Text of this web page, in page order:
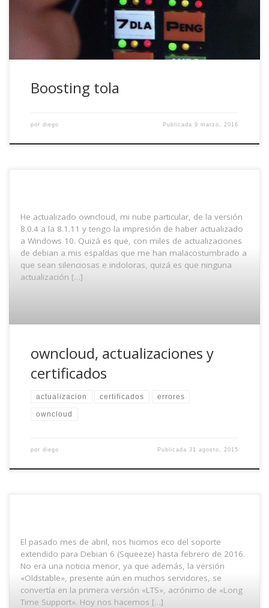
Aspire E-571, con un procesador i3 de Intel, […]
Boosting tola
por diego Publicada9 marzo, 2016
He actualizado owncloud, mi nube particular, de la versión
8.0.4 a la 8.1.11 y tengo la impresión de haber actualizado
a Windows 10. Quizá es que, con miles de actualizaciones
de debian a mis espaldas que me han malacostumbrado a
que sean silenciosas e indoloras, quizá es que ninguna
actualización […]
owncloud, actualizaciones y
certificados
actualizacion certificados errores
owncloud
por diego Publicada31 agosto, 2015
El pasado mes de abril, nos hicimos eco del soporte
extendido para Debian 6 (Squeeze) hasta febrero de 2016.
No era una noticia menor, ya que además, la versión
«Oldstable», presente aún en muchos servidores, se
convertía en la primera versión «LTS», acrónimo de «Long
Time Support». Hoy nos hacemos […]